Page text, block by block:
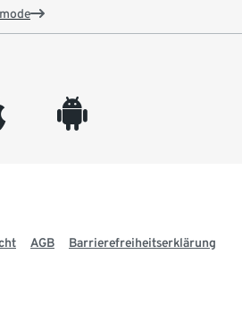
android
AGB Barrierefreiheitserklärung